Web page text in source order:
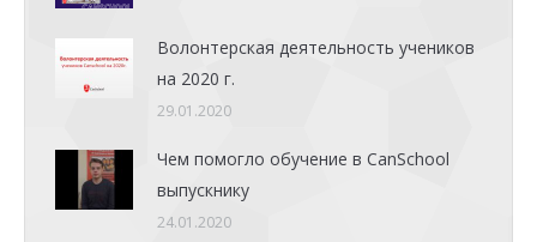
Волонтерская деятельность учеников
на 2020 г.
29.01.2020
Чем помогло обучение в CanSchool
выпускнику
24.01.2020